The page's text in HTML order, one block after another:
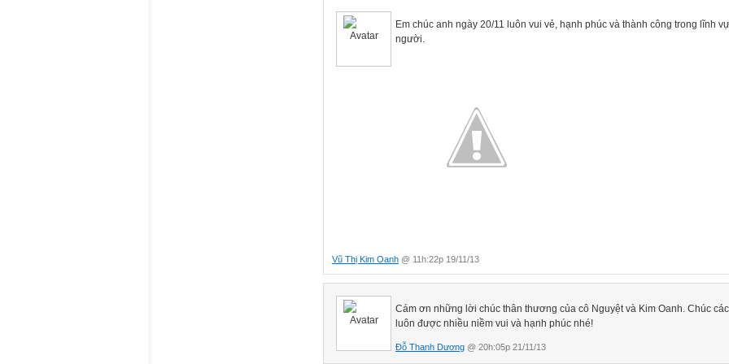
Em chúc anh ngày 20/11 luôn vui vẻ, hạnh phúc và thành công trong lĩnh
người.
Vũ Thị Kim Oanh @ 11h:22p 19/11/13
Cám ơn những lời chúc thân thương của cô Nguyệt và Kim Oanh. Chúc
luôn được nhiều niềm vui và hạnh phúc nhé!
Đỗ Thanh Dương @ 20h:05p 21/11/13